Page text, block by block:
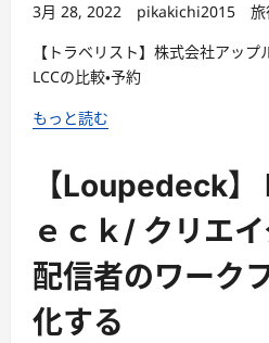
3月 28, 2022 pikakichi2015
旅
【トラベリスト】株式会社アップ
LCCの比較・予約
もっと読む
【Loupedeck】
ｅｃｋ/ クリエ
配信者のワーク
化する